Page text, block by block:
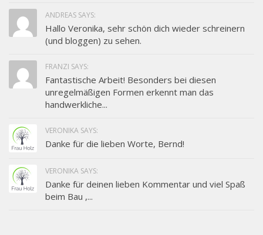
ANDREAS SAYS:
Hallo Veronika, sehr schön dich wieder schreinern
(und bloggen) zu sehen.
FRANZI SAYS:
Fantastische Arbeit! Besonders bei diesen
unregelmäßigen Formen erkennt man das
handwerkliche...
VERONIKA SAYS:
Danke für die lieben Worte, Bernd!
VERONIKA SAYS:
Danke für deinen lieben Kommentar und viel Spaß
beim Bau ,...